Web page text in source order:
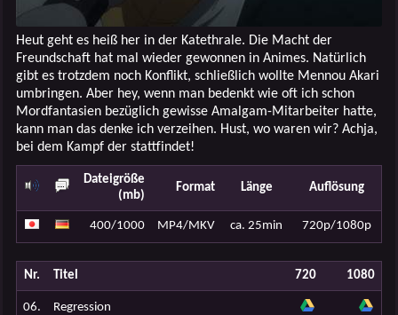
Heut geht es heiß her in der Katethrale. Die Macht der
Freundschaft hat mal wieder gewonnen in Animes. Natürlich
gibt es trotzdem noch Konflikt, schließlich wollte Mennou Akari
umbringen. Aber hey, wenn man bedenkt wie oft ich schon
Mordfantasien bezüglich gewisse Amalgam-Mitarbeiter hatte,
kann man das denke ich verzeihen. Hust, wo waren wir? Achja,
bei dem Kampf der stattfindet!
Dateigröße
(mb)
Format Länge Auflösung
400/1000 MP4/MKV ca. 25min 720p/1080p
Nr. Titel 720 1080
06. Regression